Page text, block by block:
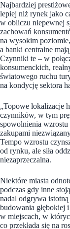
Najbardziej
lepiej niż rynek jako
w obliczu niepewnej
zachowań
na wysokim
a banki centralne
Czynniki te – w
konsumenckich,
światowego ruchu
na kondycję sektora
„Topowe lokalizacje
czynników, w tym
spowolnienia
zakupami
Tempo wzrostu
od rynku, ale siła
niezaprzeczalna.
Niektóre miasta
podczas gdy inne
nadal odgrywa
budowania głębokiej
w miejscach, w
co przekłada się na